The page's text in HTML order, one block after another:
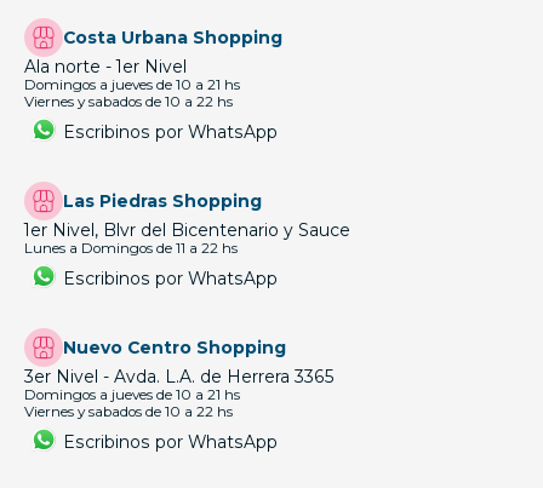
Costa Urbana Shopping
Ala norte - 1er Nivel
Domingos a jueves de 10 a 21 hs
Viernes y sabados de 10 a 22 hs
Escribinos por WhatsApp
Las Piedras Shopping
1er Nivel, Blvr del Bicentenario y Sauce
Lunes a Domingos de 11 a 22 hs
Escribinos por WhatsApp
Nuevo Centro Shopping
3er Nivel - Avda. L.A. de Herrera 3365
Domingos a jueves de 10 a 21 hs
Viernes y sabados de 10 a 22 hs
Escribinos por WhatsApp